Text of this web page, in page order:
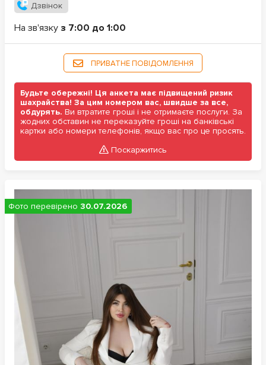
Дзвінок
На зв'язку з 7:00 до 1:00
ПРИВАТНЕ ПОВІДОМЛЕННЯ
Будьте обережні! Ця анкета має підвищений ризик
шахрайства! За цим номером вас, швидше за все,
обдурять. Ви втратите гроші і не отримаєте послуги. За
жодних обставин не переказуйте гроші на банківські
картки або номери телефонів, якщо вас про це просять.
Поскаржитись
Фото перевірено 30.07.2026